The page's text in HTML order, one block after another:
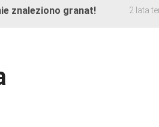
znaleziono granat! 2 lata